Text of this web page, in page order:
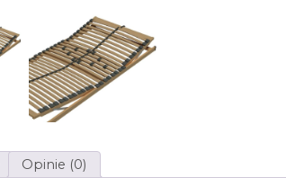
Opinie (0)